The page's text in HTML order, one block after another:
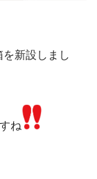
新設しまし
ね